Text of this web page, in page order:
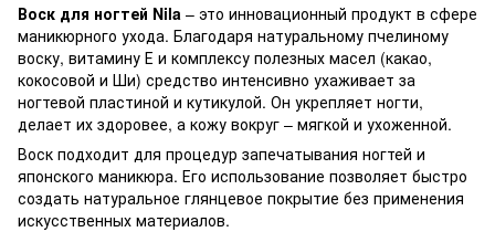
Воск для ногтей Nila – это инновационный продукт в сфере
маникюрного ухода. Благодаря натуральному пчелиному
воску, витамину Е и комплексу полезных масел (какао,
кокосовой и Ши) средство интенсивно ухаживает за
ногтевой пластиной и кутикулой. Он укрепляет ногти,
делает их здоровее, а кожу вокруг – мягкой и ухоженной.
Воск подходит для процедур запечатывания ногтей и
японского маникюра. Его использование позволяет быстро
создать натуральное глянцевое покрытие без применения
искусственных материалов.